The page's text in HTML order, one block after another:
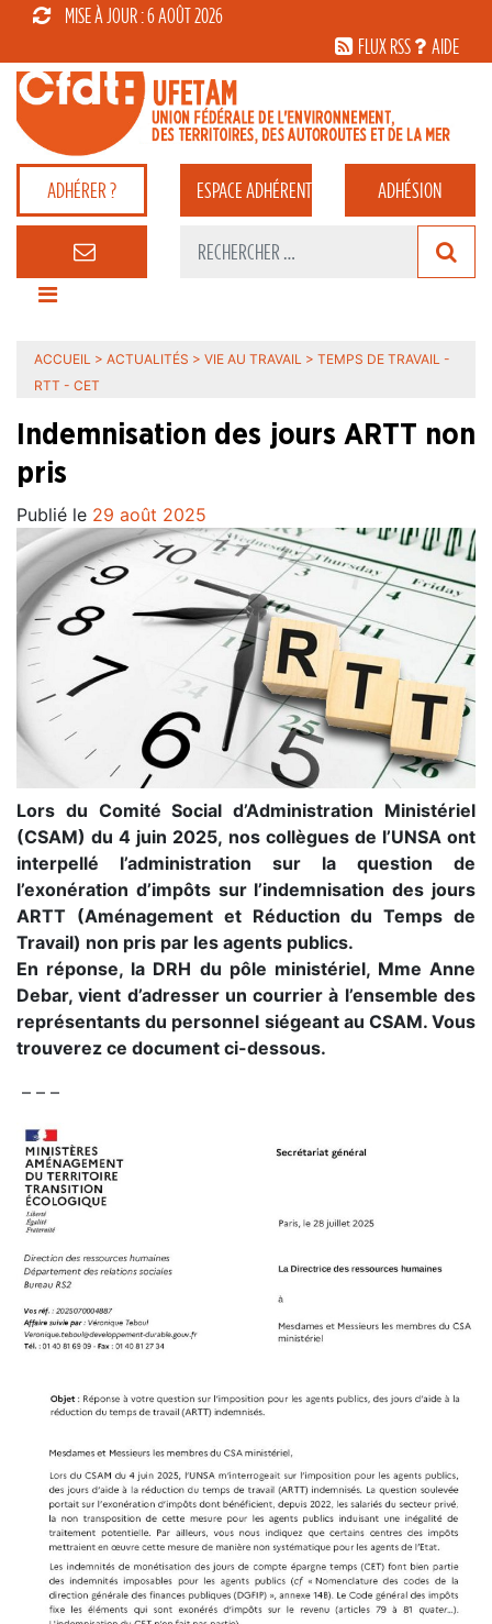
MISE À JOUR : 6 AOÛT 2026
FLUX RSS
AIDE
ADHÉRER ? ESPACEADHÉRENT ADHÉSION
ACCUEIL > ACTUALITÉS > VIE AU TRAVAIL > TEMPS DE TRAVAIL -
RTT - CET
Indemnisation des jours ARTT non
pris
Publié le 29 août 2025
Lors du Comité Social d’Administration Ministériel
(CSAM) du 4 juin 2025, nos collègues de l’UNSA ont
interpellé l’administration sur la question de
l’exonération d’impôts sur l’indemnisation des jours
ARTT (Aménagement et Réduction du Temps de
Travail) non pris par les agents publics.
En réponse, la DRH du pôle ministériel, Mme Anne
Debar, vient d’adresser un courrier à l’ensemble des
représentants du personnel siégeant au CSAM. Vous
trouverez ce document ci-dessous.
– – –